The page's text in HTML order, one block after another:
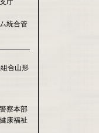
庁
統合管
合山形
察本部
康福祉